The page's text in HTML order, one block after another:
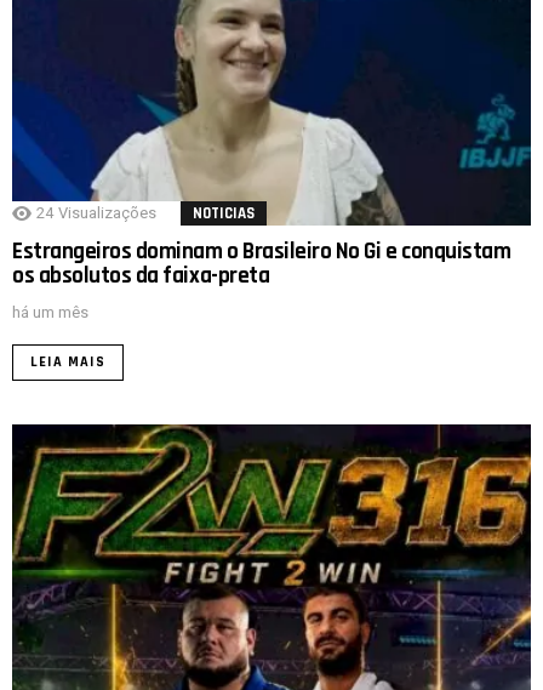
24 Visualizações NOTICIAS
Estrangeiros dominam o Brasileiro No Gi e conquistam
os absolutos da faixa-preta
há um mês
LEIA MAIS